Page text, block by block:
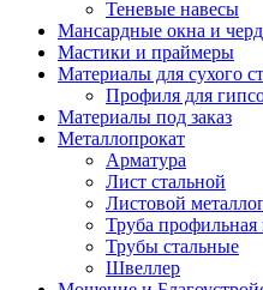
Теневые навесы
Мансардные окна и
Мастики и праймеры
Материалы для сухого
Профиля для
Материалы под заказ
Металлопрокат
Арматура
Лист стальной
Листовой
Труба профильная
Трубы стальные
Швеллер